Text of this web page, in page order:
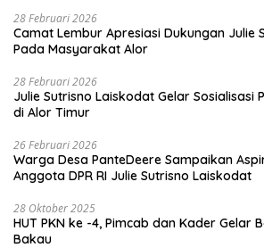
28 Februari 2026
Camat Lembur Apresiasi Dukungan Julie
Pada Masyarakat Alor
28 Februari 2026
Julie Sutrisno Laiskodat Gelar Sosialisasi
di Alor Timur
26 Februari 2026
Warga Desa PanteDeere Sampaikan
Anggota DPR RI Julie Sutrisno Laiskodat
28 Oktober 2025
HUT PKN ke -4, Pimcab dan Kader Gelar Bansos, Tanam
Bakau